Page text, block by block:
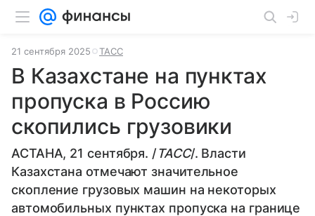
21 сентября 2025 ТАСС
В Казахстане на пунктах
пропуска в Россию
скопились грузовики
АСТАНА, 21 сентября. /ТАСС/. Власти
Казахстана отмечают значительное
скопление грузовых машин на некоторых
автомобильных пунктах пропуска на границе